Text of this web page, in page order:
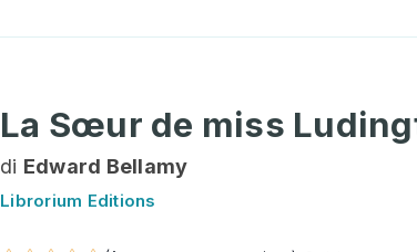
La Sœur de miss
di Edward Bellamy
Librorium Editions